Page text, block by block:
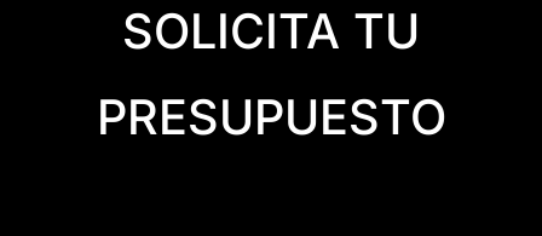
SOLICITA TU
PRESUPUESTO